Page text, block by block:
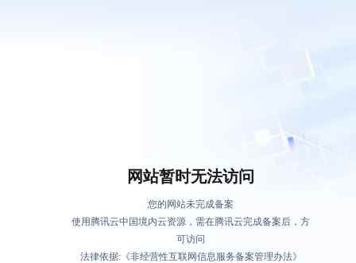
网站暂时无法访问
您的网站未完成备案
使用腾讯云中国境内云资源，需在腾讯云完成备案后，方
可访问
法律依据:《非经营性互联网信息服务备案管理办法》